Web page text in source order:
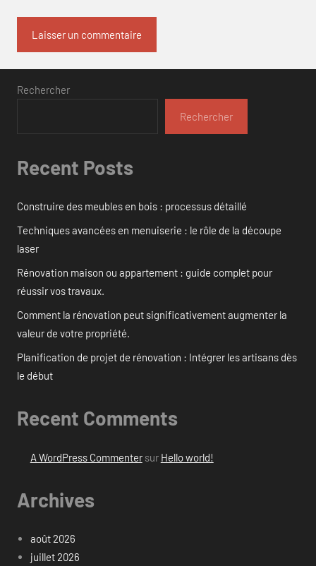
Rechercher
Rechercher
Recent Posts
Construire des meubles en bois : processus détaillé
Techniques avancées en menuiserie : le rôle de la découpe
laser
Rénovation maison ou appartement : guide complet pour
réussir vos travaux.
Comment la rénovation peut significativement augmenter la
valeur de votre propriété.
Planification de projet de rénovation : Intégrer les artisans dès
le début
Recent Comments
A WordPress Commentersur Hello world!
Archives
août 2026
juillet 2026